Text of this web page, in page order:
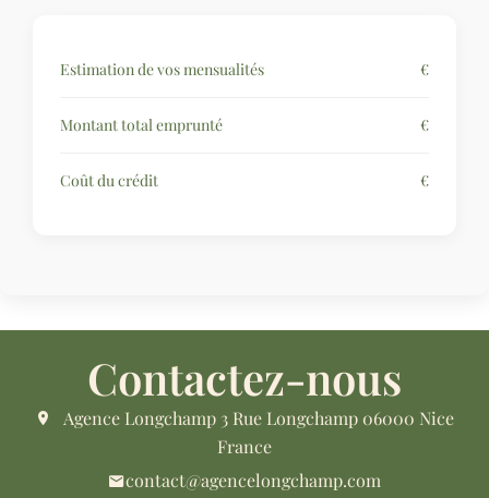
Estimation de vos mensualités €
Montant total emprunté €
Coût du crédit €
Contactez-nous
Agence Longchamp 3 Rue Longchamp 06000 Nice
France
contact@agencelongchamp.com